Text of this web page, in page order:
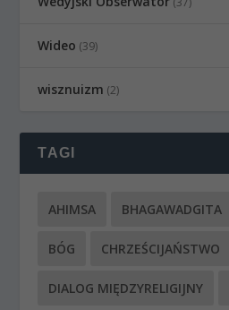
Wideo (39)
wisznuizm (2)
TAGI
AHIMSA BHAGAWADGITA
BÓG CHRZEŚCIJAŃSTWO
DIALOG MIĘDZYRELIGIJNY